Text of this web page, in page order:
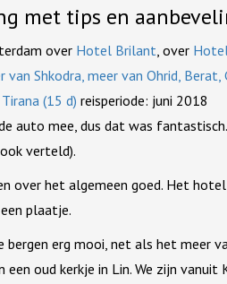
met tips en
over Hotel Brilant, over
van Shkodra, meer van Ohrid, Berat,
(15 d) reisperiode: juni 2018
auto mee, dus dat was
verteld).
over het algemeen goed. Het
plaatje.
bergen erg mooi, net als het meer
een oud kerkje in Lin. We zijn